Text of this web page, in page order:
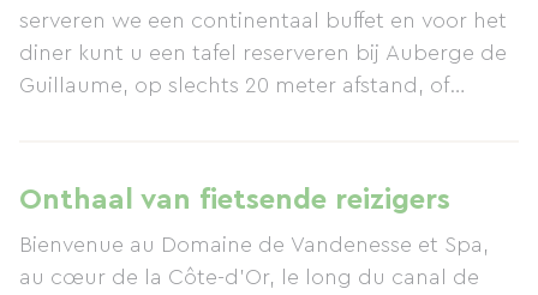
serveren we een continentaal buffet en voor het
diner kunt u een tafel reserveren bij Auberge de
Guillaume, op slechts 20 meter afstand, of
ontspannen in onze tuin, genieten van een glas
wijn uit onze kelder of andere drankjes, en tot
rust komen in onze jacuzzi en sauna.
Onthaal van fietsende reizigers
Bienvenue au Domaine de Vandenesse et Spa,
au cœur de la Côte-d’Or, le long du canal de